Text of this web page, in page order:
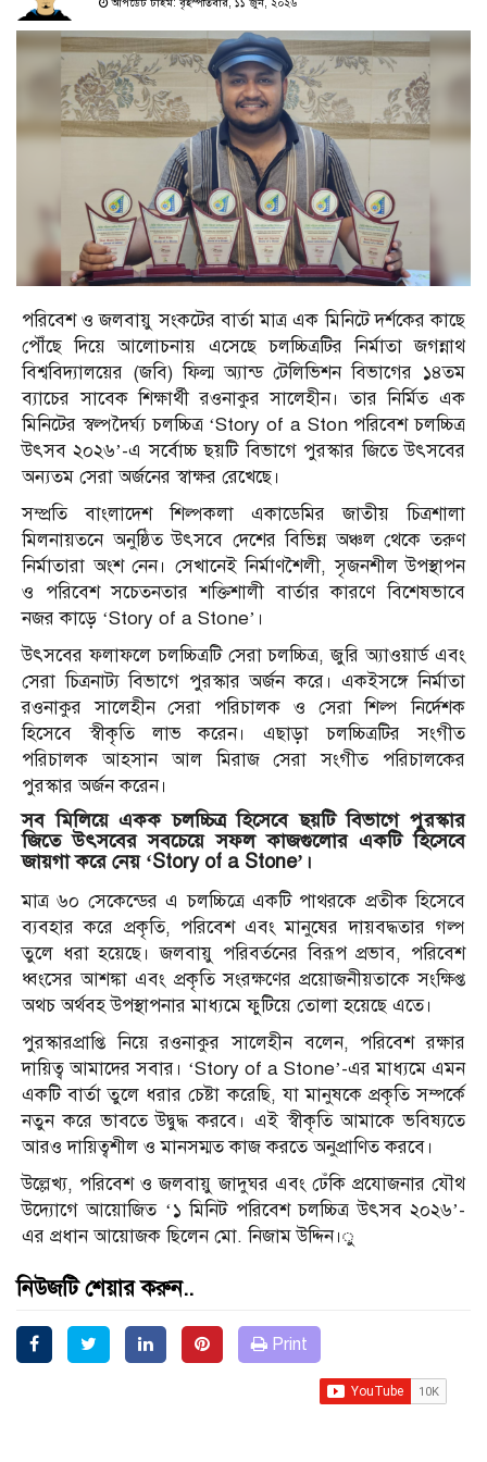
আপডেট টাইম: বৃহস্পতিবার, ১১ জুন, ২০২৬
পরিবেশ ও জলবায়ু সংকটের বার্তা মাত্র এক মিনিটে দর্শকের কাছে
পৌঁছে দিয়ে আলোচনায় এসেছে চলচ্চিত্রটির নির্মাতা জগন্নাথ
বিশ্ববিদ্যালয়ের (জবি) ফিল্ম অ্যান্ড টেলিভিশন বিভাগের ১৪তম
ব্যাচের সাবেক শিক্ষার্থী রওনাকুর সালেহীন। তার নির্মিত এক
মিনিটের স্বল্পদৈর্ঘ্য চলচ্চিত্র ‘Story of a Ston পরিবেশ চলচ্চিত্র
উৎসব ২০২৬’-এ সর্বোচ্চ ছয়টি বিভাগে পুরস্কার জিতে উৎসবের
অন্যতম সেরা অর্জনের স্বাক্ষর রেখেছে।
সম্প্রতি বাংলাদেশ শিল্পকলা একাডেমির জাতীয় চিত্রশালা
মিলনায়তনে অনুষ্ঠিত উৎসবে দেশের বিভিন্ন অঞ্চল থেকে তরুণ
নির্মাতারা অংশ নেন। সেখানেই নির্মাণশৈলী, সৃজনশীল উপস্থাপন
ও পরিবেশ সচেতনতার শক্তিশালী বার্তার কারণে বিশেষভাবে
নজর কাড়ে ‘Story of a Stone’।
উৎসবের ফলাফলে চলচ্চিত্রটি সেরা চলচ্চিত্র, জুরি অ্যাওয়ার্ড এবং
সেরা চিত্রনাট্য বিভাগে পুরস্কার অর্জন করে। একইসঙ্গে নির্মাতা
রওনাকুর সালেহীন সেরা পরিচালক ও সেরা শিল্প নির্দেশক
হিসেবে স্বীকৃতি লাভ করেন। এছাড়া চলচ্চিত্রটির সংগীত
পরিচালক আহসান আল মিরাজ সেরা সংগীত পরিচালকের
পুরস্কার অর্জন করেন।
সব মিলিয়ে একক চলচ্চিত্র হিসেবে ছয়টি বিভাগে পুরস্কার
জিতে উৎসবের সবচেয়ে সফল কাজগুলোর একটি হিসেবে
জায়গা করে নেয় ‘Story of a Stone’।
মাত্র ৬০ সেকেন্ডের এ চলচ্চিত্রে একটি পাথরকে প্রতীক হিসেবে
ব্যবহার করে প্রকৃতি, পরিবেশ এবং মানুষের দায়বদ্ধতার গল্প
তুলে ধরা হয়েছে। জলবায়ু পরিবর্তনের বিরূপ প্রভাব, পরিবেশ
ধ্বংসের আশঙ্কা এবং প্রকৃতি সংরক্ষণের প্রয়োজনীয়তাকে সংক্ষিপ্ত
অথচ অর্থবহ উপস্থাপনার মাধ্যমে ফুটিয়ে তোলা হয়েছে এতে।
পুরস্কারপ্রাপ্তি নিয়ে রওনাকুর সালেহীন বলেন, পরিবেশ রক্ষার
দায়িত্ব আমাদের সবার। ‘Story of a Stone’-এর মাধ্যমে এমন
একটি বার্তা তুলে ধরার চেষ্টা করেছি, যা মানুষকে প্রকৃতি সম্পর্কে
নতুন করে ভাবতে উদ্বুদ্ধ করবে। এই স্বীকৃতি আমাকে ভবিষ্যতে
আরও দায়িত্বশীল ও মানসম্মত কাজ করতে অনুপ্রাণিত করবে।
উল্লেখ্য, পরিবেশ ও জলবায়ু জাদুঘর এবং ঢেঁকি প্রযোজনার যৌথ
উদ্যোগে আয়োজিত ‘১ মিনিট পরিবেশ চলচ্চিত্র উৎসব ২০২৬’-
এর প্রধান আয়োজক ছিলেন মো. নিজাম উদ্দিন।ু
নিউজটি শেয়ার করুন..
Print